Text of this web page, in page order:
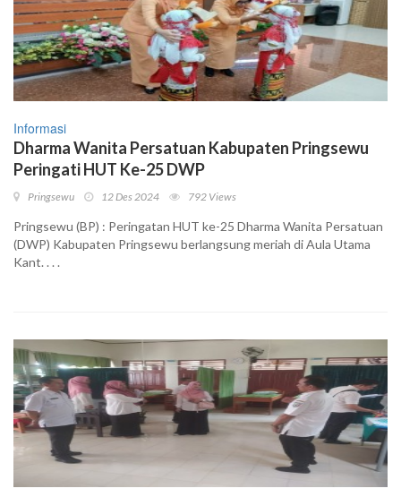
Informasi
Dharma Wanita Persatuan Kabupaten Pringsewu
Peringati HUT Ke-25 DWP
Pringsewu 12 Des 2024 792 Views
Pringsewu (BP) : Peringatan HUT ke-25 Dharma Wanita Persatuan
(DWP) Kabupaten Pringsewu berlangsung meriah di Aula Utama
Kant. . . .